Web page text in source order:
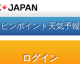
ピンポイント天気予報
ログイン